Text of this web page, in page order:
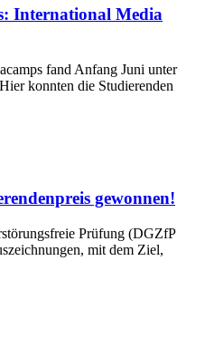
International Media
fand Anfang Juni unter
konnten die Studierenden
gewonnen!
Prüfung (DGZfP
mit dem Ziel,